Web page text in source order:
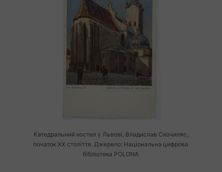
Катедральний костел у Львові, Владислав Скочиляс,
початок ХХ століття. Джерело: Національна цифрова
бібліотека POLONA